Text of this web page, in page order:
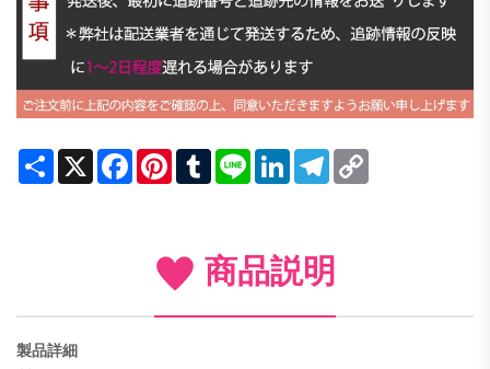
Share X FacebookPinterestTumblrLine LinkedInTelegram
商品説明
製品詳細